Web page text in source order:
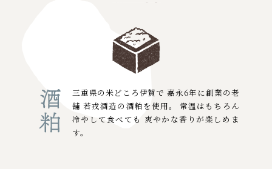
三重県の米どころ伊賀で 嘉永6年に創業の老
舗 若戎酒造の酒粕を使用。
常温はもちろん
冷やして食べても 爽やかな香りが楽しめま
す。